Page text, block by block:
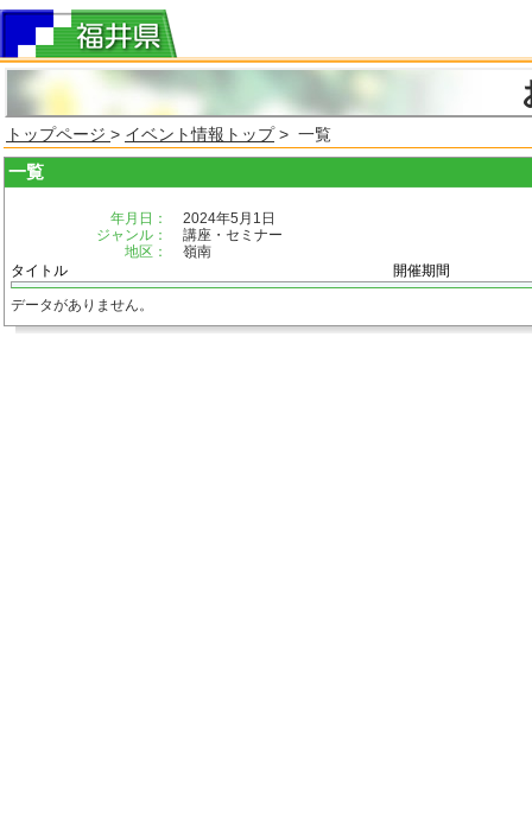
トップページ > イベント情報トップ> 一覧
一覧
年月日：
2024年5月1日
ジャンル：
講座・セミナー
地区：
嶺南
タイトル
開催期間
データがありません。